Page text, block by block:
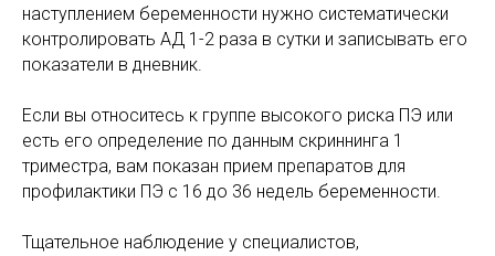
наступлением беременности нужно систематически
контролировать АД 1-2 раза в сутки и записывать его
показатели в дневник.
Если вы относитесь к группе высокого риска ПЭ или
есть его определение по данным скриннинга 1
триместра, вам показан прием препаратов для
профилактики ПЭ с 16 до 36 недель беременности.
Тщательное наблюдение у специалистов,